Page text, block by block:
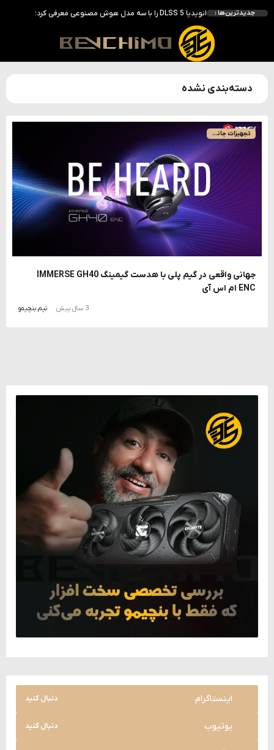
جدیدترین‌ها :
انویدیا پردازنده 88 هسته‌ای Vera را معرفی کرد؛ CPU اختصاصی برای نسل بعدی هوش مصنوعی
بالاخره سنسور Hotspot کارت‌های RTX 50 ظاهر شد؛ HWMonitor 1.65 تنها نماینده نمایش نیست
بررسی کیس GAMDIAS NESO P1 Pro؛ فول‌تاوری مهندسی‌شده برای سیستم‌های رده‌بالا
مشکل دمای Hotspot کارت‌های گرافیک RTX 50 جدی‌تر از تصور؟ ابزار داخلی انویدیا حقیقت را آشکار کرد
دسته‌بندی نشده
تجهیزات جانبی
جهانی واقعی در گیم پلی با هدست گیمینگ IMMERSE GH40
ENC ام اس آی
3 سال پیش تیم بنچیمو
اینستاگرام دنبال کنید
یوتیوب دنبال کنید